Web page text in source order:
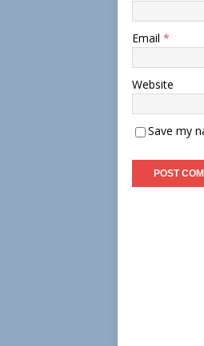
Email *
Website
Save my